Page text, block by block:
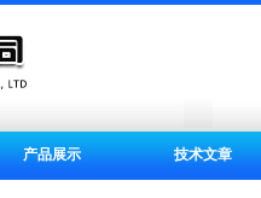
产品展示 技术文章